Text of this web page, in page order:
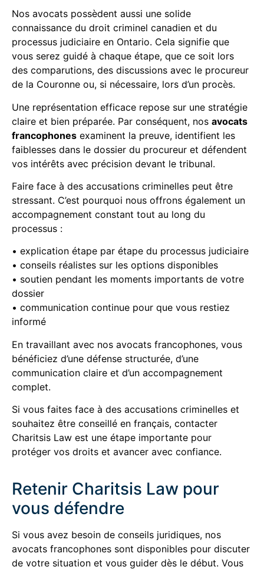
Nos avocats possèdent aussi une solide
connaissance du droit criminel canadien et du
processus judiciaire en Ontario. Cela signifie que
vous serez guidé à chaque étape, que ce soit lors
des comparutions, des discussions avec le procureur
de la Couronne ou, si nécessaire, lors d’un procès.
Une représentation efficace repose sur une stratégie
claire et bien préparée. Par conséquent, nos avocats
francophones examinent la preuve, identifient les
faiblesses dans le dossier du procureur et défendent
vos intérêts avec précision devant le tribunal.
Faire face à des accusations criminelles peut être
stressant. C’est pourquoi nous offrons également un
accompagnement constant tout au long du
processus :
• explication étape par étape du processus judiciaire
• conseils réalistes sur les options disponibles
• soutien pendant les moments importants de votre
dossier
• communication continue pour que vous restiez
informé
En travaillant avec nos avocats francophones, vous
bénéficiez d’une défense structurée, d’une
communication claire et d’un accompagnement
complet.
Si vous faites face à des accusations criminelles et
souhaitez être conseillé en français, contacter
Charitsis Law est une étape importante pour
protéger vos droits et avancer avec confiance.
Retenir Charitsis Law pour
vous défendre
Si vous avez besoin de conseils juridiques, nos
avocats francophones sont disponibles pour discuter
de votre situation et vous guider dès le début. Vous